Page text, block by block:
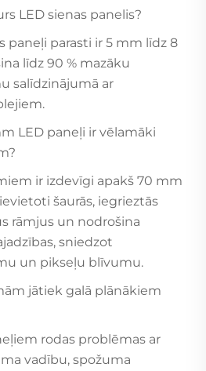
LED sienas panelis?
paneļi parasti ir 5 mm līdz 8
līdz 90 % mazāku
salīdzinājumā ar
LED paneļi ir vēlamāki
ir izdevīgi apakš 70 mm
šaurās, iegrieztās
rāmjus un nodrošina
sniedzot
un pikseļu blīvumu.
jātiek galā plānākiem
rodas problēmas ar
vadību, spožuma